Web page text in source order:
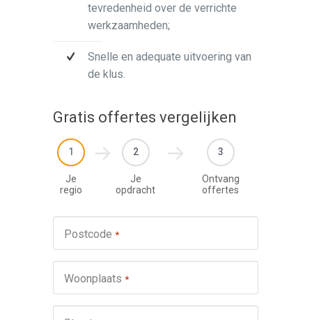
tevredenheid over de verrichte
werkzaamheden;
Snelle en adequate uitvoering van
de klus.
Gratis offertes vergelijken
1
Je
regio
2
Je
opdracht
3
Ontvang
offertes
Postcode *
Woonplaats *